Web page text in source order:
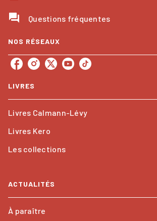
question_answer Questions fréquentes
NOS RÉSEAUX
LIVRES
Livres Calmann-Lévy
Livres Kero
Les collections
ACTUALITÉS
À paraître